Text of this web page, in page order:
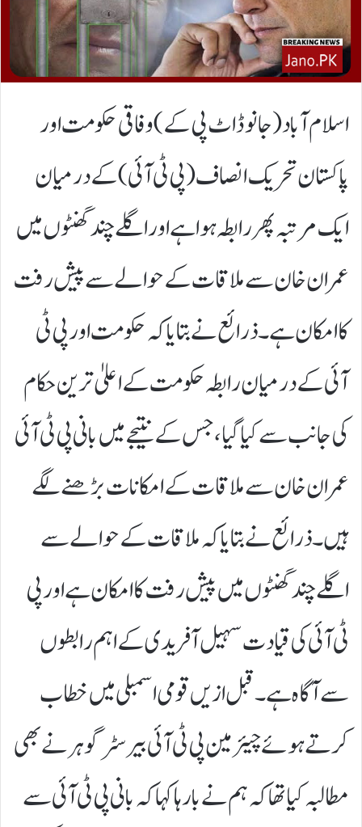
اسلام آباد(جانوڈاٹ پی کے)وفاقی حکومت اور
پاکستان تحریک انصاف (پی ٹی آئی) کے درمیان
ایک مرتبہ پھر رابطہ ہوا ہے اور اگلے چند گھنٹوں میں
عمران خان سے ملاقات کے حوالے سے پیش رفت
کا امکان ہے۔ذرائع نے بتایا کہ حکومت اور پی ٹی
آئی کے درمیان رابطہ حکومت کے اعلیٰ ترین حکام
کی جانب سے کیا گیا، جس کے نتیجے میں بانی پی ٹی آئی
عمران خان سے ملاقات کے امکانات بڑھنے لگے
ہیں۔ذرائع نے بتایا کہ ملاقات کے حوالے سے
اگلے چند گھنٹوں میں پیش رفت کا امکان ہے اور پی
ٹی آئی کی قیادت سہیل آفریدی کے اہم رابطوں
سے آگاہ ہے۔قبل ازیں قومی اسمبلی میں خطاب
کرتے ہوئے چیئرمین پی ٹی آئی بیرسٹر گوہر نے بھی
مطالبہ کیا تھا کہ ہم نے بارہا کہا کہ بانی پی ٹی آئی سے